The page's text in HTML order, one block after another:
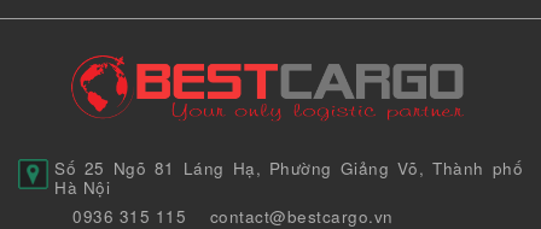
Số 25 Ngõ 81 Láng Hạ, Phường Giảng Võ, Thành phố
Hà Nội
0936 315 115
contact@bestcargo.vn